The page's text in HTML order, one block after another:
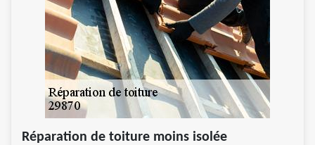
Réparation de toiture moins isolée